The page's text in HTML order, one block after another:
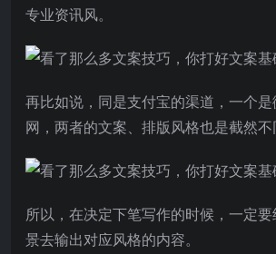
专业资讯风。
再比如说，同是支付宝的渠道，一个
网，两者的文案、排版风格也是截然不
所以，在决定下笔写作的时候，一定
景去输出对应风格的内容。